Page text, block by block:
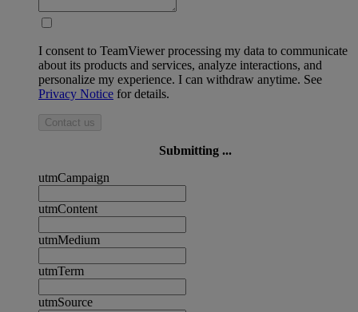
I consent to TeamViewer processing my data to communicate
about its products and services, analyze interactions, and
personalize my experience. I can withdraw anytime. See
Privacy Notice for details.
Contact us
Submitting ...
utmCampaign
utmContent
utmMedium
utmTerm
utmSource